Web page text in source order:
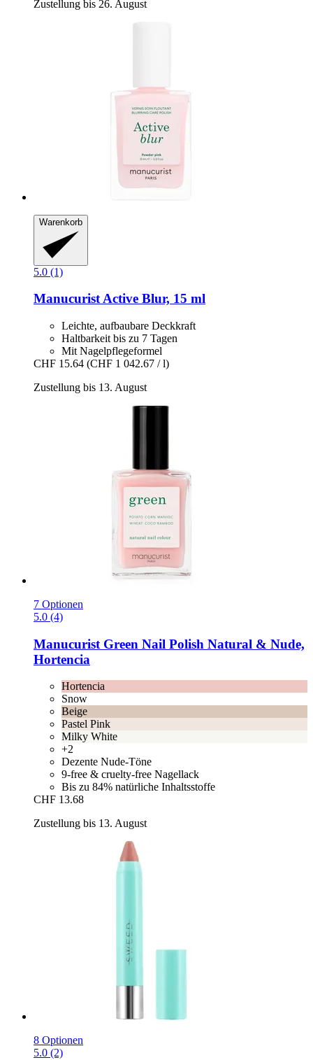
Zustellung bis 26. August
Warenkorb
5.0 (1)
ManucuristActive Blur, 15 ml
Leichte, aufbaubare Deckkraft
Haltbarkeit bis zu 7 Tagen
Mit Nagelpflegeformel
CHF 15.64 (CHF 1 042.67 / l)
Zustellung bis 13. August
7 Optionen
5.0 (4)
Manucurist Green Nail Polish Natural & Nude,
Hortencia
Hortencia
Snow
Beige
Pastel Pink
Milky White
+2
Dezente Nude-Töne
9-free & cruelty-free Nagellack
Bis zu 84% natürliche Inhaltsstoffe
CHF 13.68
Zustellung bis 13. August
8 Optionen
5.0 (2)